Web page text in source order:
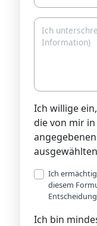
Ich willige
die von mir
Ich
diesem
Ich bin